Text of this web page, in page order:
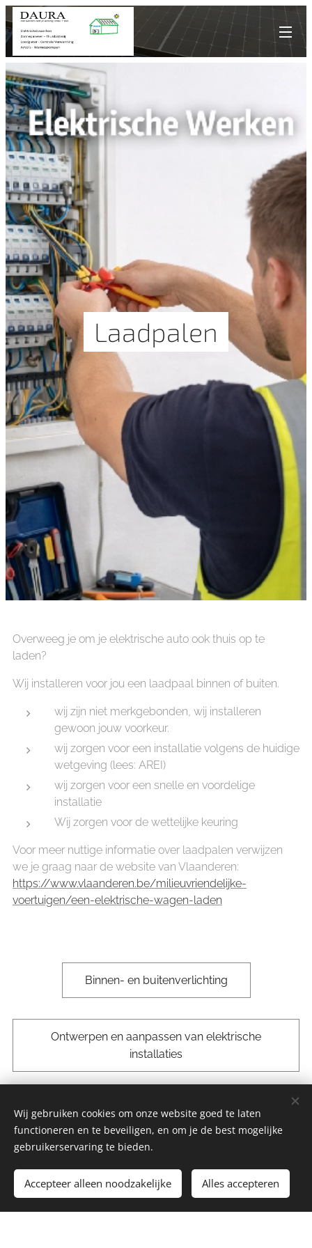
Laadpalen
Overweeg je om je elektrische auto ook thuis op te
laden?
Wij installeren voor jou een laadpaal binnen of buiten.
wij zijn niet merkgebonden, wij installeren
gewoon jouw voorkeur.
wij zorgen voor een installatie volgens de huidige
wetgeving (lees: AREI)
wij zorgen voor een snelle en voordelige
installatie
Wij zorgen voor de wettelijke keuring
Voor meer nuttige informatie over laadpalen verwijzen
we je graag naar de website van Vlaanderen:
https://www.vlaanderen.be/milieuvriendelijke-
voertuigen/een-elektrische-wagen-laden
Binnen- en buitenverlichting
Ontwerpen en aanpassen van elektrische
installaties
Grote & kleine herstellingen
Algemeen onderhoud
Wij gebruiken cookies om onze website goed te laten
functioneren en te beveiligen, en om je de best mogelijke
gebruikerservaring te bieden.
Accepteer alleen noodzakelijke Alles accepteren